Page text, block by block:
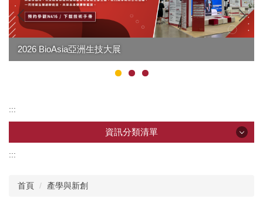
2026 BioAsia亞洲生技大展
:::
資訊分類清單
:::
首頁 產學與新創